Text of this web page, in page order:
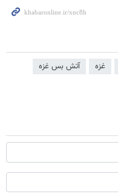
غزه
آتش بس غزه